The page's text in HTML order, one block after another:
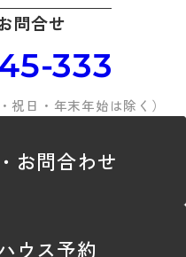
問合せ
333
祝日・年末年始は除く）
お問合わせ
ウス予約